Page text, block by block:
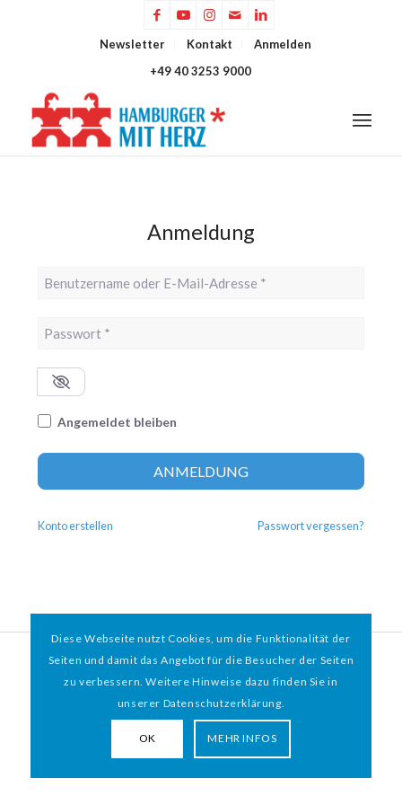
Newsletter Kontakt
Anmelden
+49 40 3253 9000
Anmeldung
Benutzername oder E-Mail-Adresse
Passwort *
Angemeldet bleiben
ANMELDUNG
Konto erstellen Passwort vergessen?
© 2026 HAMBURGER*MIT HERZ e.V. | WEBDESIGN BY WEBIGAMI
Diese Webseite nutzt Cookies, um die Funktionalität der
Seiten und damit das Angebot für die Besucher der Seiten
zu verbessern. Weitere Hinweise dazu finden Sie in
unserer Datenschutzerklärung.
OK MEHR INFOS